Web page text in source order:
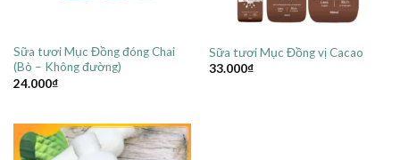
Sữa tươi Mục Đồng đóng Chai
(Bò – Không đường)
24.000₫
Sữa tươi Mục Đồng vị Cacao
33.000₫